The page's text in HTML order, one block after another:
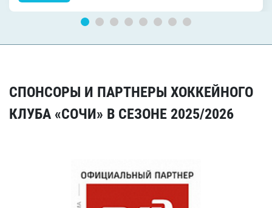
СПОНСОРЫ И ПАРТНЕРЫ ХОККЕЙНОГО
КЛУБА «СОЧИ» В СЕЗОНЕ 2025/2026